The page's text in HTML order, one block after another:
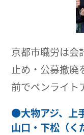
京都市職労は会
止め・公募撤廃
前でペンライト
●大物アジ、上
山口・下松（く